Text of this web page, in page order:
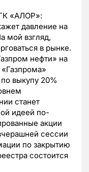
«АЛОР»:
давление на
мой взгляд,
в рынке.
нефти» на
выкупу 20%
станет
идеей по-
акции
сессии
по закрытию
состоится